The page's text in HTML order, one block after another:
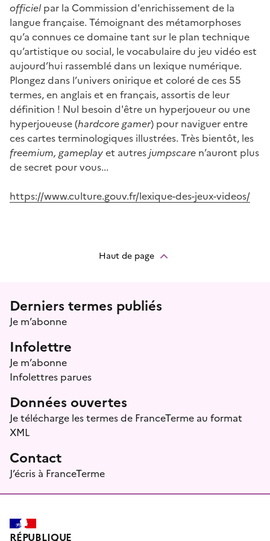
officiel par la Commission d'enrichissement de la
langue française. Témoignant des métamorphoses
qu’a connues ce domaine tant sur le plan technique
qu’artistique ou social, le vocabulaire du jeu vidéo est
aujourd’hui rassemblé dans un lexique numérique.
Plongez dans l’univers onirique et coloré de ces 55
termes, en anglais et en français, assortis de leur
définition ! Nul besoin d'être un hyperjoueur ou une
hyperjoueuse (hardcore gamer) pour naviguer entre
ces cartes terminologiques illustrées. Très bientôt, les
freemium, gameplayet autres jumpscare n’auront plus
de secret pour vous...
https://www.culture.gouv.fr/lexique-des-jeux-videos/
Haut de page
Menu prefooter
Derniers termes publiés
Je m’abonne
Infolettre
Je m’abonne
Infolettres parues
Données ouvertes
Je télécharge les termes de FranceTerme au format
XML
Contact
J’écris à FranceTerme
RÉPUBLIQUE